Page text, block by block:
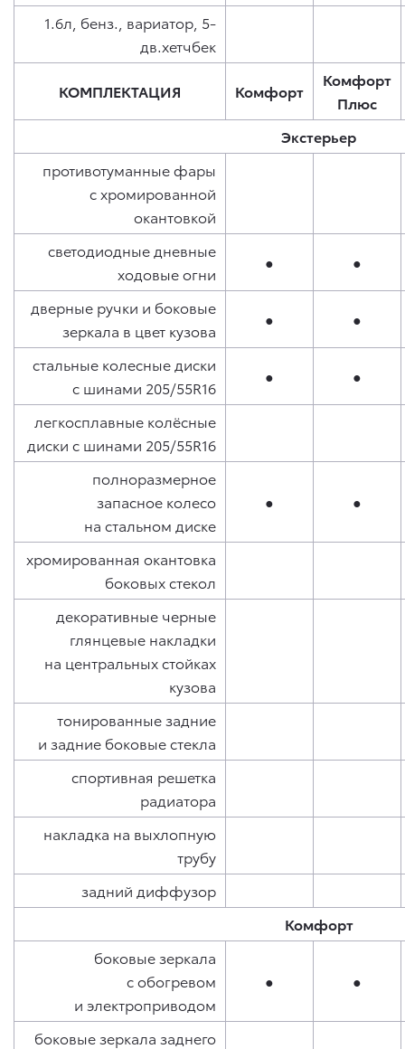
1.6л, бенз., вариатор, 5-
дв.хетчбек
КОМПЛЕКТАЦИЯ Комфорт
Комфорт
Плюс
Экстерьер
противотуманные фары
с хромированной
окантовкой
светодиодные дневные
ходовые огни
● ●
дверные ручки и боковые
зеркала в цвет кузова
● ●
стальные колесные диски
с шинами 205/55R16
● ●
легкосплавные колёсные
диски с шинами 205/55R16
полноразмерное
запасное колесо
на стальном диске
● ●
хромированная окантовка
боковых стекол
декоративные черные
глянцевые накладки
на центральных стойках
кузова
тонированные задние
и задние боковые стекла
спортивная решетка
радиатора
накладка на выхлопную
трубу
задний диффузор
Комфорт
боковые зеркала
с обогревом
и электроприводом
● ●
боковые зеркала заднего